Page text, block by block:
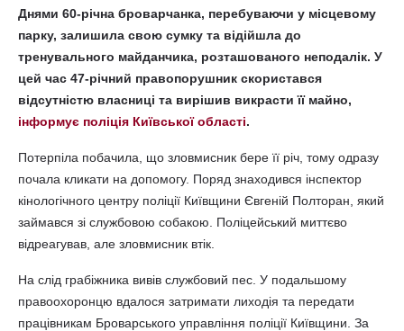
Днями 60-річна броварчанка, перебуваючи у місцевому
парку, залишила свою сумку та відійшла до
тренувального майданчика, розташованого неподалік. У
цей час 47-річний правопорушник скористався
відсутністю власниці та вирішив викрасти її майно,
інформує поліція Київської області.
Потерпіла побачила, що зловмисник бере її річ, тому одразу
почала кликати на допомогу. Поряд знаходився інспектор
кінологічного центру поліції Київщини Євгеній Полторан, який
займався зі службовою собакою. Поліцейський миттєво
відреагував, але зловмисник втік.
На слід грабіжника вивів службовий пес. У подальшому
правоохоронцю вдалося затримати лиходія та передати
працівникам Броварського управління поліції Київщини. За